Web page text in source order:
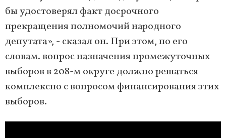
бы удостоверял факт досрочного
прекращения полномочий народного
депутата», - сказал он. При этом, по его
словам. вопрос назначения промежуточных
выборов в 208-м округе должно решаться
комплексно с вопросом финансирования этих
выборов.